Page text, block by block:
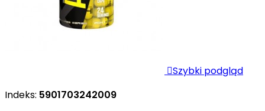
Szybki podgląd
Indeks: 5901703242009